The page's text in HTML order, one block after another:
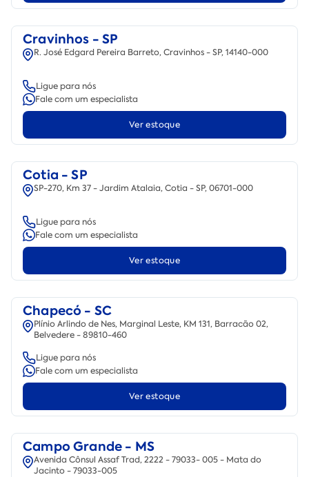
Cravinhos - SP
R. José Edgard Pereira Barreto, Cravinhos - SP, 14140-000
Ligue para nós
Fale com um especialista
Ver estoque
Cotia - SP
SP-270, Km 37 - Jardim Atalaia, Cotia - SP, 06701-000
Ligue para nós
Fale com um especialista
Ver estoque
Chapecó - SC
Plínio Arlindo de Nes, Marginal Leste, KM 131, Barracão 02,
Belvedere - 89810-460
Ligue para nós
Fale com um especialista
Ver estoque
Campo Grande - MS
Avenida Cônsul Assaf Trad, 2222 - 79033- 005 - Mata do
Jacinto - 79033-005